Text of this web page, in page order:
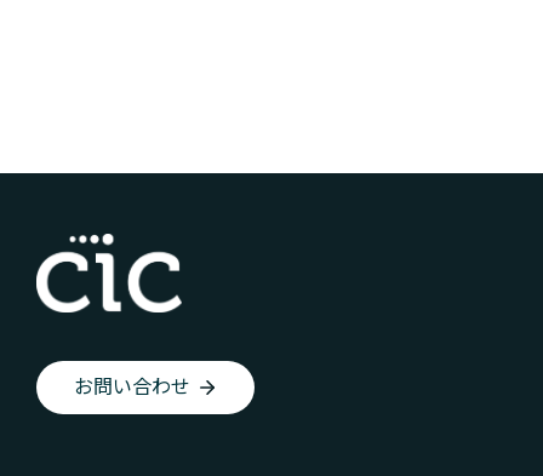
お問い合わせ